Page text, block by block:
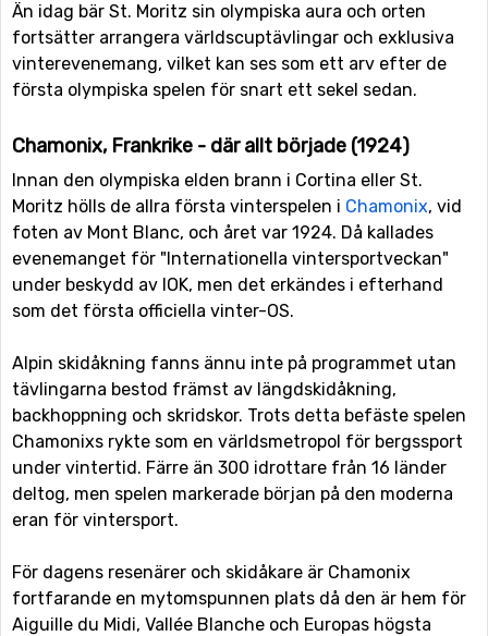
Än idag bär St. Moritz sin olympiska aura och orten
fortsätter arrangera världscuptävlingar och exklusiva
vinterevenemang, vilket kan ses som ett arv efter de
första olympiska spelen för snart ett sekel sedan.
Chamonix, Frankrike - där allt började (1924)
Innan den olympiska elden brann i Cortina eller St.
Moritz hölls de allra första vinterspelen i Chamonix, vid
foten av Mont Blanc, och året var 1924. Då kallades
evenemanget för "Internationella vintersportveckan"
under beskydd av IOK, men det erkändes i efterhand
som det första officiella vinter-OS.
Alpin skidåkning fanns ännu inte på programmet utan
tävlingarna bestod främst av längdskidåkning,
backhoppning och skridskor. Trots detta befäste spelen
Chamonixs rykte som en världsmetropol för bergssport
under vintertid. Färre än 300 idrottare från 16 länder
deltog, men spelen markerade början på den moderna
eran för vintersport.
För dagens resenärer och skidåkare är Chamonix
fortfarande en mytomspunnen plats då den är hem för
Aiguille du Midi, Vallée Blanche och Europas högsta